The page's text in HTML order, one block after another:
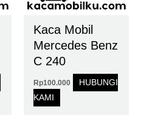
Kaca Mobil
Mercedes Benz
C 240
Rp100.000
HUBUNGI
KAMI